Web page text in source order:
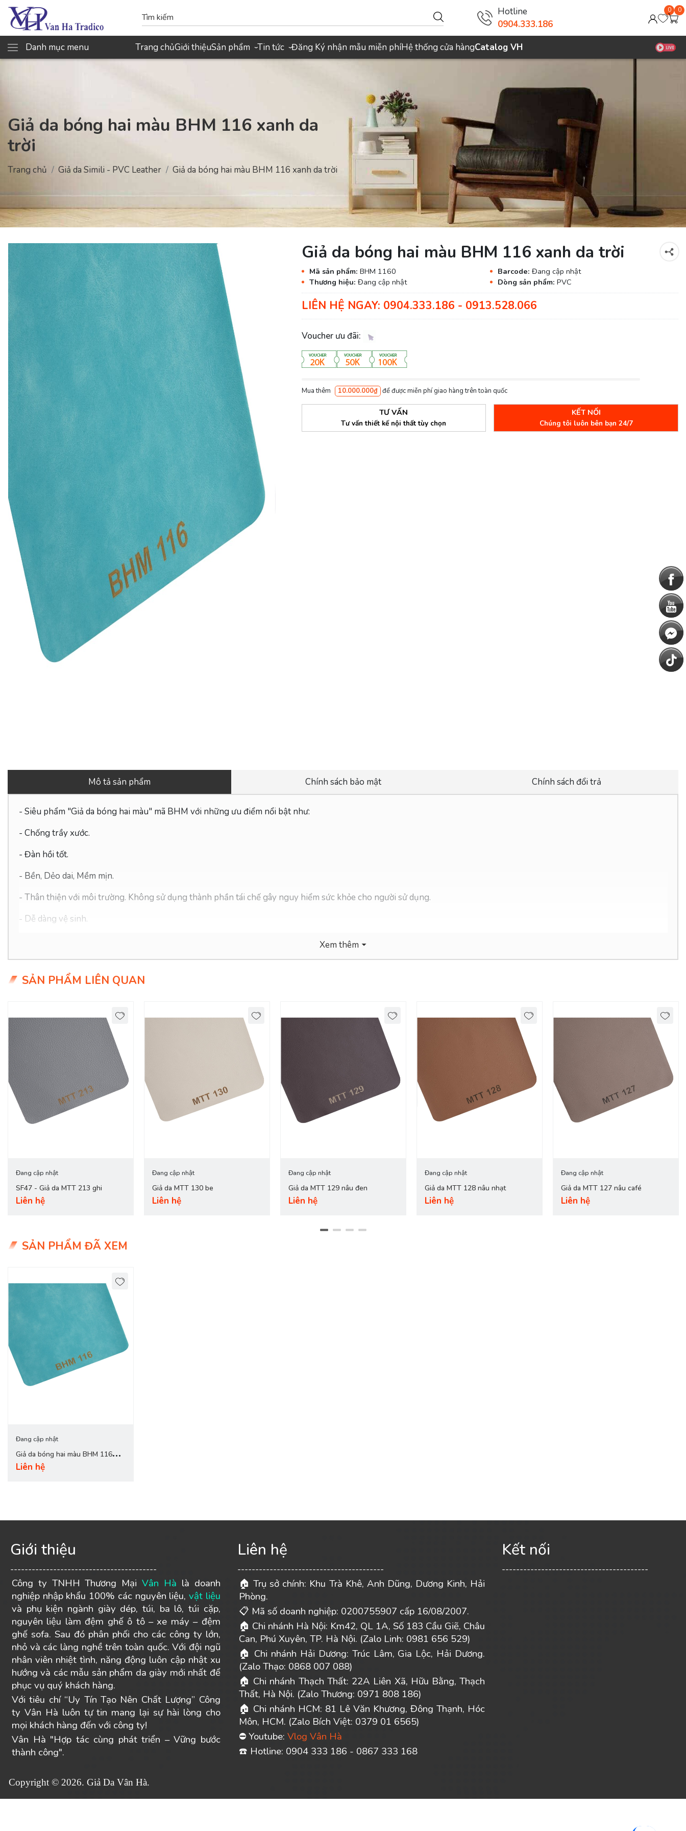
Hotline
0904.333.186
0 0
Danh mục menu Trang chủGiới thiệuSản phẩm ›Tin tức ›Đăng Ký nhận mẫu miễn phíHệ thống cửa hàngCatalog VH
Giả da bóng hai màu BHM 116 xanh da
trời
Trang chủ Giả da Simili - PVC Leather Giả da bóng hai màu BHM 116 xanh da trời
Giả da bóng hai màu BHM 116 xanh da trời
Mã sản phẩm: BHM 1160 Barcode: Đang cập nhật
Thương hiệu: Đang cập nhật Dòng sản phẩm: PVC
LIÊN HỆ NGAY: 0904.333.186 - 0913.528.066
Voucher ưu đãi:
Mua thêm 10.000.000₫ để được miễn phí giao hàng trên toàn quốc
TƯ VẤN
Tư vấn thiết kế nội thất tùy chọn
KẾT NỐI
Chúng tôi luôn bên bạn 24/7
Mô tả sản phẩm Chính sách bảo mật Chính sách đổi trả
- Siêu phẩm "Giả da bóng hai màu" mã BHM với những ưu điểm nổi bật như:
- Chống trầy xước.
- Đàn hồi tốt.
- Bền, Dẻo dai, Mềm mịn.
- Thân thiện với môi trường. Không sử dụng thành phần tái chế gây nguy hiểm sức khỏe cho người sử dụng.
- Dễ dàng vệ sinh.
Xem thêm
SẢN PHẨM LIÊN QUAN
Đang cập nhật
SF47 - Giả da MTT 213 ghi
Liên hệ
Đang cập nhật
Giả da MTT 130 be
Liên hệ
Đang cập nhật
Giả da MTT 129 nâu đen
Liên hệ
Đang cập nhật
Giả da MTT 128 nâu nhạt
Liên hệ
Đang cập nhật
Giả da MTT 127 nâu café
Liên hệ
SẢN PHẨM ĐÃ XEM
Đang cập nhật
Giả da bóng hai màu BHM 116
xanh da trời
Liên hệ
Giới thiệu
-----------------------------------------
Công ty TNHH Thương MạiVân Hà là doanh
nghiệp nhập khẩu 100% các nguyên liệu, vật liệu
và phụ kiện ngành giày dép, túi, ba lô, túi cặp,
nguyên liệu làm đệm ghế ô tô – xe máy – đệm
ghế sofa. Sau đó phân phối cho các công ty lớn,
nhỏ và các làng nghề trên toàn quốc. Với đội ngũ
nhân viên nhiệt tình, năng động luôn cập nhật xu
hướng và các mẫu sản phẩm da giày mới nhất để
phục vụ quý khách hàng.
Với tiêu chí “Uy Tín Tạo Nên Chất Lượng” Công
ty Vân Hà luôn tự tin mang lại sự hài lòng cho
mọi khách hàng đến với công ty!
Vân Hà "Hợp tác cùng phát triển – Vững bước
thành công".
Liên hệ
-----------------------------------------
🏠 Trụ sở chính: Khu Trà Khê, Anh Dũng, Dương Kinh, Hải
Phòng.
📋 Mã số doanh nghiệp: 0200755907 cấp 16/08/2007.
🏠 Chi nhánh Hà Nội: Km42, QL 1A, Số 183 Cầu Giẽ, Châu
Can, Phú Xuyên, TP. Hà Nội. (Zalo Linh: 0981 656 529)
🏠
Chi nhánh Hải Dương: Trúc Lâm, Gia Lộc, Hải Dương.
(Zalo Thạo: 0868 007 088)
🏠 Chi nhánh Thạch Thất: 22A Liên Xã, Hữu Bằng, Thạch
Thất, Hà Nội. (Zalo Thương: 0971 808 186)
🏠 Chi nhánh HCM: 81 Lê Văn Khương, Đông Thạnh, Hóc
Môn, HCM. (Zalo Bích Việt: 0379 01 6565)
⛔ Youtube: Vlog Vân Hà
☎ ️ Hotline: 0904 333 186 - 0867 333 168
Kết nối
-----------------------------------------
Copyright © 2026. Giả Da Vân Hà.